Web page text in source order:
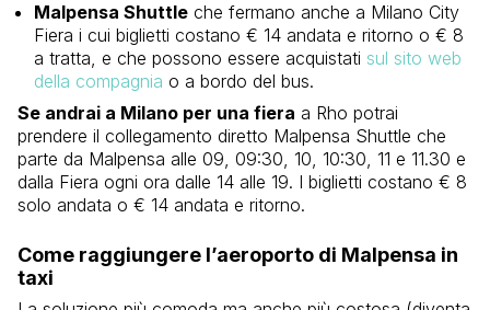
Malpensa Shuttle che fermano anche a Milano City
Fiera i cui biglietti costano € 14 andata e ritorno o € 8
a tratta, e che possono essere acquistati sul sito web
della compagnia o a bordo del bus.
Se andrai a Milano per una fiera a Rho potrai
prendere il collegamento diretto Malpensa Shuttle che
parte da Malpensa alle 09, 09:30, 10, 10:30, 11 e 11.30 e
dalla Fiera ogni ora dalle 14 alle 19. I biglietti costano € 8
solo andata o € 14 andata e ritorno.
Come raggiungere l’aeroporto di Malpensa in
taxi